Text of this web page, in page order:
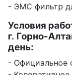
- ЭМС фильтр
Условия
г. Горно-
день:
- Официальное